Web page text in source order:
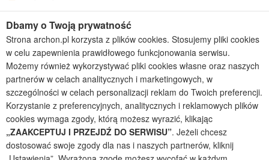
Projekty domów bliźniaczych
Projekty domów nowoczesnych
Projekty domów parterowych
2026 © ARCHON+ Biuro Projektów - Tradycyjne i nowoczesne gotowe
projekty domów - autorska pracownia architektoniczna założona w 1990r.
przez arch. Barbarę Mendel
Z uwagi na ciągłe doskonalenie procesu powstawania projektów (zgodnie z
normą ISO 9001), prezentowane na stronie projekty domów mogą
nieznacznie różnić się od dokumentacji technicznej.
Informujemy, iż w celu optymalizacji treści dostępnych w naszym sklepie,
dostosowania ich do Państwa indywidualnych potrzeb korzystamy z
Dbamy o Twoją prywatność
Strona archon.pl korzysta z plików cookies. Stosujemy pliki cookies
w celu zapewnienia prawidłowego funkcjonowania serwisu.
Możemy również wykorzystywać pliki cookies własne oraz naszych
partnerów w celach analitycznych i marketingowych, w
szczególności w celach personalizacji reklam do Twoich preferencji.
Korzystanie z preferencyjnych, analitycznych i reklamowych plików
cookies wymaga zgody, którą możesz wyrazić, klikając
„ZAAKCEPTUJ I PRZEJDŹ DO SERWISU”. Jeżeli chcesz
dostosować swoje zgody dla nas i naszych partnerów, kliknij